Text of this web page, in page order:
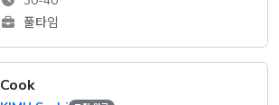
풀타임
Cook